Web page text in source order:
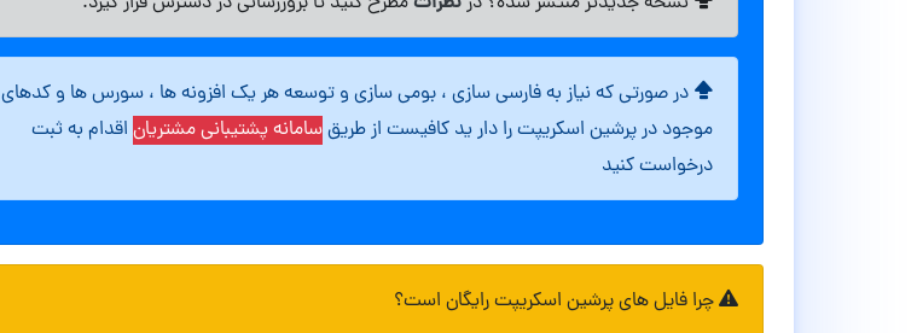
در صورتی که نیاز به فارسی سازی ، بومی سازی و توسعه هر یک افزونه ها ، سورس ها و کدهای
موجود در پرشین اسکریپت را دار ید کافیست از طریقسامانه پشتیبانی مشتریان اقدام به ثبت
درخواست کنید
چرا فایل های پرشین اسکریپت رایگان است؟